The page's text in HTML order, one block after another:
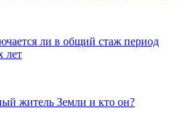
ли в общий стаж период
лет
житель Земли и кто он?